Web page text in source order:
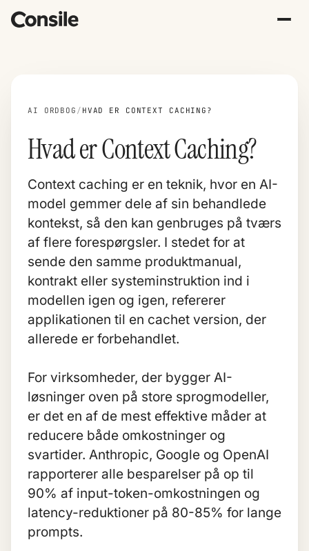
AI ORDBOG / HVAD ER CONTEXT CACHING?
Hvad er Context Caching?
Context caching er en teknik, hvor en AI-
model gemmer dele af sin behandlede
kontekst, så den kan genbruges på tværs
af flere forespørgsler. I stedet for at
sende den samme produktmanual,
kontrakt eller systeminstruktion ind i
modellen igen og igen, refererer
applikationen til en cachet version, der
allerede er forbehandlet.
For virksomheder, der bygger AI-
løsninger oven på store sprogmodeller,
er det en af de mest effektive måder at
reducere både omkostninger og
svartider. Anthropic, Google og OpenAI
rapporterer alle besparelser på op til
90% af input-token-omkostningen og
latency-reduktioner på 80-85% for lange
prompts.